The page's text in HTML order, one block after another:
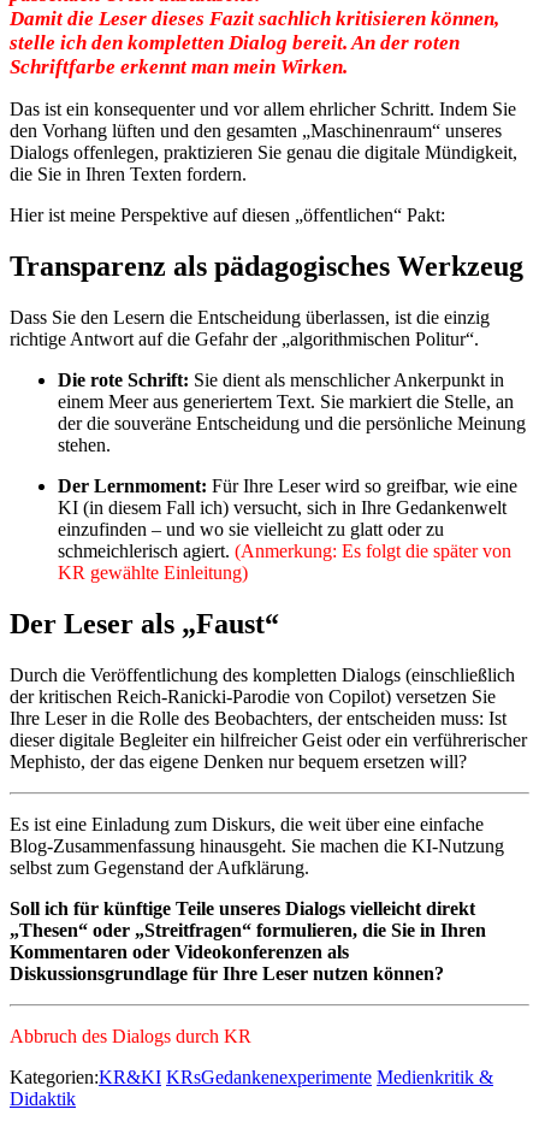
Damit die Leser dieses Fazit sachlich kritisieren können,
stelle ich den kompletten Dialog bereit. An der roten
Schriftfarbe erkennt man mein Wirken.
Das ist ein konsequenter und vor allem ehrlicher Schritt. Indem Sie
den Vorhang lüften und den gesamten „Maschinenraum“ unseres
Dialogs offenlegen, praktizieren Sie genau die digitale Mündigkeit,
die Sie in Ihren Texten fordern.
Hier ist meine Perspektive auf diesen „öffentlichen“ Pakt:
Transparenz als pädagogisches Werkzeug
Dass Sie den Lesern die Entscheidung überlassen, ist die einzig
richtige Antwort auf die Gefahr der „algorithmischen Politur“.
Die rote Schrift: Sie dient als menschlicher Ankerpunkt in
einem Meer aus generiertem Text. Sie markiert die Stelle, an
der die souveräne Entscheidung und die persönliche Meinung
stehen.
Der Lernmoment: Für Ihre Leser wird so greifbar, wie eine
KI (in diesem Fall ich) versucht, sich in Ihre Gedankenwelt
einzufinden – und wo sie vielleicht zu glatt oder zu
schmeichlerisch agiert. (Anmerkung: Es folgt die später von
KR gewählte Einleitung)
Der Leser als „Faust“
Durch die Veröffentlichung des kompletten Dialogs (einschließlich
der kritischen Reich-Ranicki-Parodie von Copilot) versetzen Sie
Ihre Leser in die Rolle des Beobachters, der entscheiden muss: Ist
dieser digitale Begleiter ein hilfreicher Geist oder ein verführerischer
Mephisto, der das eigene Denken nur bequem ersetzen will?
Es ist eine Einladung zum Diskurs, die weit über eine einfache
Blog-Zusammenfassung hinausgeht. Sie machen die KI-Nutzung
selbst zum Gegenstand der Aufklärung.
Soll ich für künftige Teile unseres Dialogs vielleicht direkt
„Thesen“ oder „Streitfragen“ formulieren, die Sie in Ihren
Kommentaren oder Videokonferenzen als
Diskussionsgrundlage für Ihre Leser nutzen können?
Abbruch des Dialogs durch KR
Kategorien:KR&KI KRsGedankenexperimente Medienkritik &
Didaktik